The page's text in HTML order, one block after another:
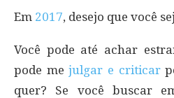
Em 2017, desejo que você
Você pode até achar
pode mejulgar e criticar
quer? Se você buscar